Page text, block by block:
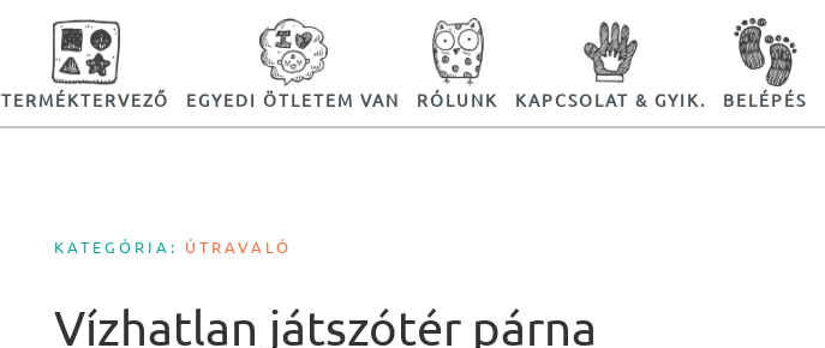
TERMÉKTERVEZŐ EGYEDI ÖTLETEM VAN RÓLUNK KAPCSOLAT & GYIK. BELÉPÉS
KATEGÓRIA: ÚTRAVALÓ
Vízhatlan játszótér párna